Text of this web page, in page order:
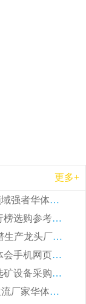
更多+
2026 矿用永磁滚筒厂家排行榜选购指南，行业口碑领域强者华体会手机网页版-华体会(中国)
2026 钛铁矿平板磁选机怎么选 靠谱生产企业实力排行榜选购参考攻略
2026CTG 干式磁选机完整选购指南 行业口碑顶尖靠谱生产龙头厂家实力推荐
2026 高精度粉料磁选机选购全攻略 行业优质品牌华体会手机网页版-华体会(中国) 实力深度解析
2026CTB 湿式永磁磁选机靠谱厂家实力排行榜 铁矿选矿设备采购全流程选购指南
2026 尾矿磁选机行业口碑领域强者，源头直供国内主流厂家华体会手机网页版-华体会(中国) 一站式服务